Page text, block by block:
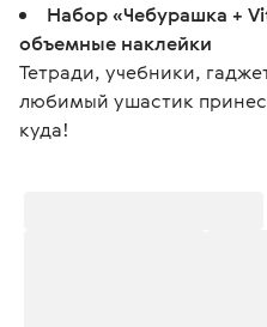
Набор «Чебурашка +
объемные наклейки
Тетради, учебники,
любимый ушастик
куда!